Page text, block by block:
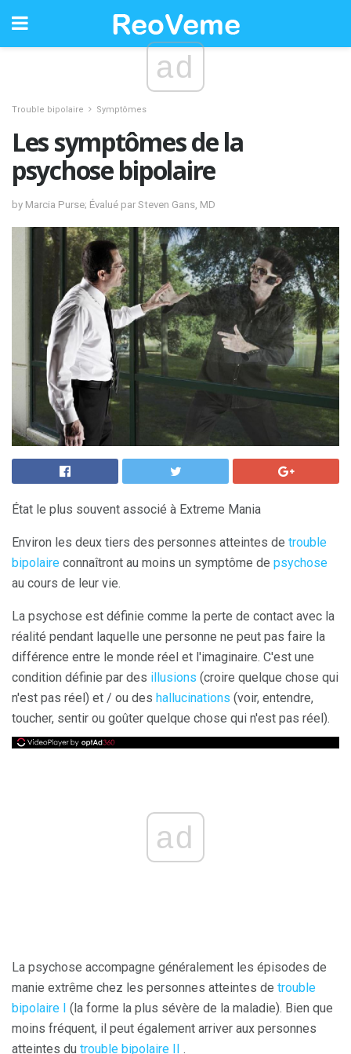
ad
Trouble bipolaire Symptômes
Les symptômes de la
psychose bipolaire
by Marcia Purse; Évalué par Steven Gans, MD
État le plus souvent associé à Extreme Mania
Environ les deux tiers des personnes atteintes de trouble
bipolaire connaîtront au moins un symptôme de psychose
au cours de leur vie.
La psychose est définie comme la perte de contact avec la
réalité pendant laquelle une personne ne peut pas faire la
différence entre le monde réel et l'imaginaire. C'est une
condition définie par des illusions (croire quelque chose qui
n'est pas réel) et / ou des hallucinations (voir, entendre,
toucher, sentir ou goûter quelque chose qui n'est pas réel).
ad
La psychose accompagne généralement les épisodes de
manie extrême chez les personnes atteintes de trouble
bipolaire I (la forme la plus sévère de la maladie). Bien que
moins fréquent, il peut également arriver aux personnes
atteintes du trouble bipolaire II .